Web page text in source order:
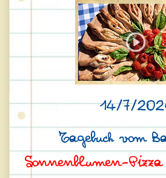
14/7/
Tagebuch vom
Sonnenblumen-